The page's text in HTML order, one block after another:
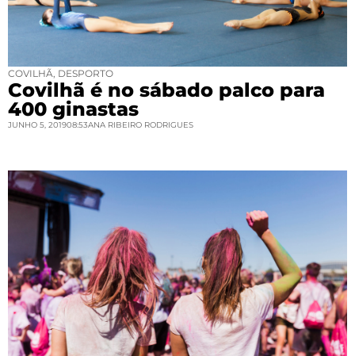
COVILHÃ, DESPORTO
Covilhã é no sábado palco para
400 ginastas
JUNHO 5, 201908:53ANA RIBEIRO RODRIGUES